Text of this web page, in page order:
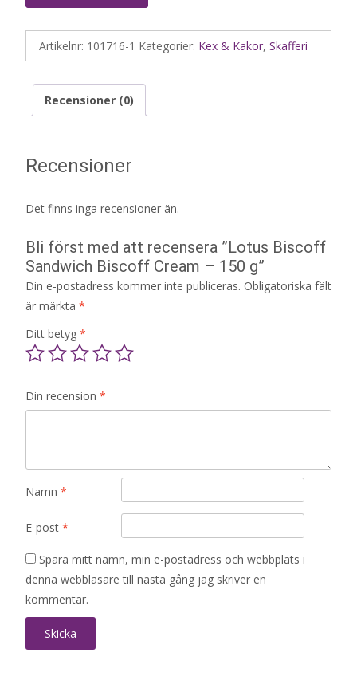
Artikelnr: 101716-1 Kategorier: Kex & Kakor, Skafferi
Recensioner (0)
Recensioner
Det finns inga recensioner än.
Bli först med att recensera ”Lotus Biscoff
Sandwich Biscoff Cream – 150 g”
Din e-postadress kommer inte publiceras. Obligatoriska fält
är märkta *
Ditt betyg *
Din recension *
Namn *
E-post *
Spara mitt namn, min e-postadress och webbplats i
denna webbläsare till nästa gång jag skriver en
kommentar.